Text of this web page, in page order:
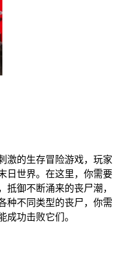
激的生存冒险游戏，玩家
日世界。在这里，你需要
抵御不断涌来的丧尸潮，
种不同类型的丧尸，你需
成功击败它们。